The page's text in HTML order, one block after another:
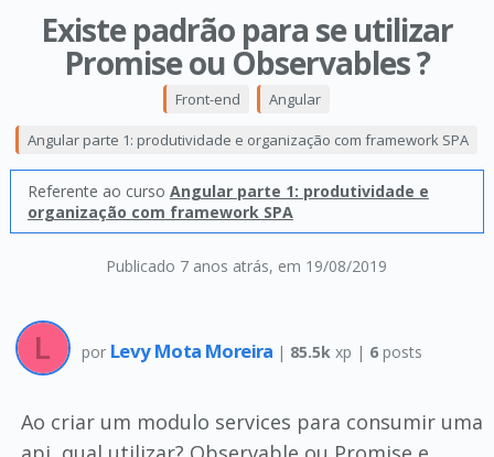
Existe padrão para se utilizar
Promise ou Observables ?
Publicado 7 anos atrás, em 19/08/2019
Front-end Angular
Angular parte 1: produtividade e organização com framework SPA
Referente ao curso Angular parte 1: produtividade e
organização com framework SPA
por Levy Mota Moreira | 85.5k xp | 6 posts
Ao criar um modulo services para consumir uma